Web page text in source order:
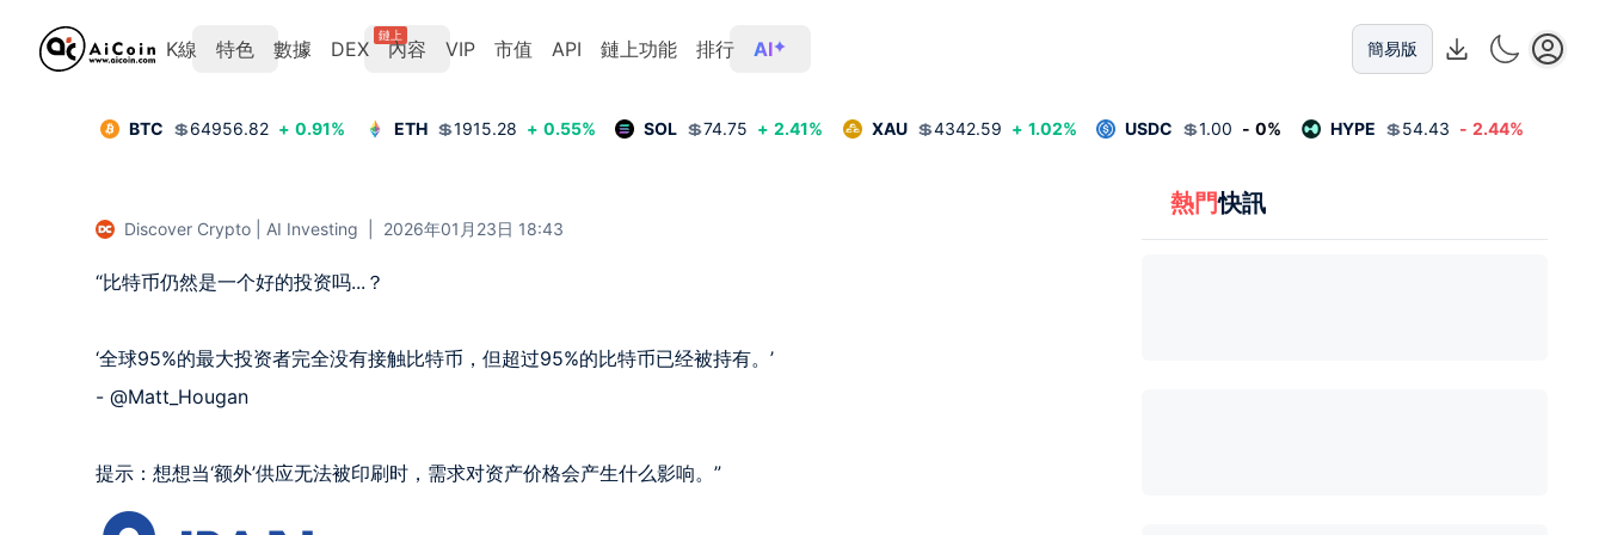
K線 特色 數據 DEX
鏈上
內容 VIP 市值 API 鏈上功能 排行 AI 簡易版
BTC 💲64956.82 + 0.91% ETH 💲1915.28 + 0.55% SOL 💲74.75 + 2.41% XAU 💲4342.59 + 1.02% USDC 💲1.00 - 0% HYPE 💲54.43 - 2.44%
Discover Crypto | AI Investing 2026年01月23日 18:43
“比特币仍然是一个好的投资吗...？
‘全球95%的最大投资者完全没有接触比特币，但超过95%的比特币已经被持有。’
- @Matt_Hougan
提示：想想当‘额外’供应无法被印刷时，需求对资产价格会产生什么影响。”
熱門快訊